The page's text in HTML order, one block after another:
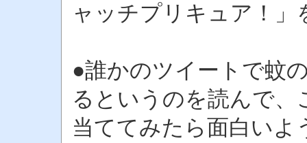
ャッチプリキュア！」
●誰かのツイートで蚊
るというのを読んで
当ててみたら面白い